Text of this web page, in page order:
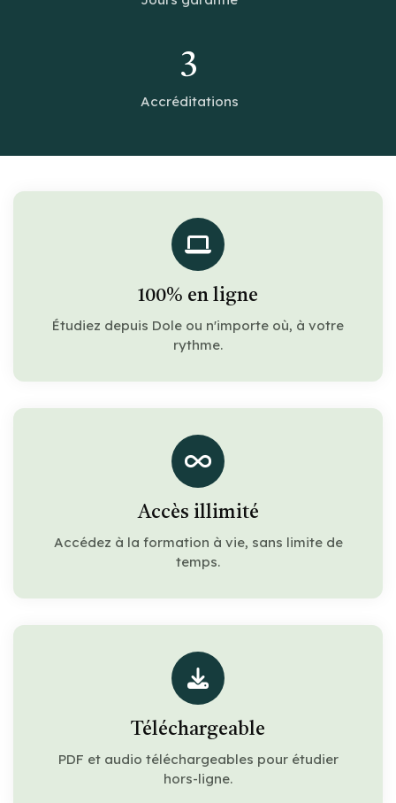
3
Accréditations
100% en ligne
Étudiez depuis Dole ou n'importe où, à votre
rythme.
Accès illimité
Accédez à la formation à vie, sans limite de
temps.
Téléchargeable
PDF et audio téléchargeables pour étudier
hors-ligne.